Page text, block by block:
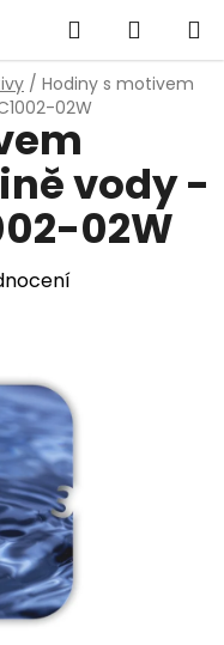
Hledat
KOŠÍK
/ Hodiny s motivem
02W
vody -
02W